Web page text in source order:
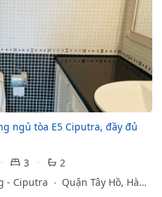
ngủ tòa E5 Ciputra, đầy đủ
3
2
- Ciputra
Quận Tây Hồ, Hà